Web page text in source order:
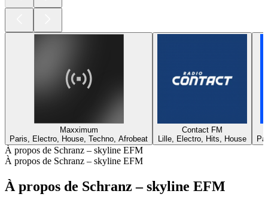
Maxximum
Paris, Electro, House, Techno, Afrobeat
Contact FM
Lille, Electro, Hits, House
À propos de Schranz – skyline EFM
À propos de Schranz – skyline EFM
À propos de Schranz – skyline EFM